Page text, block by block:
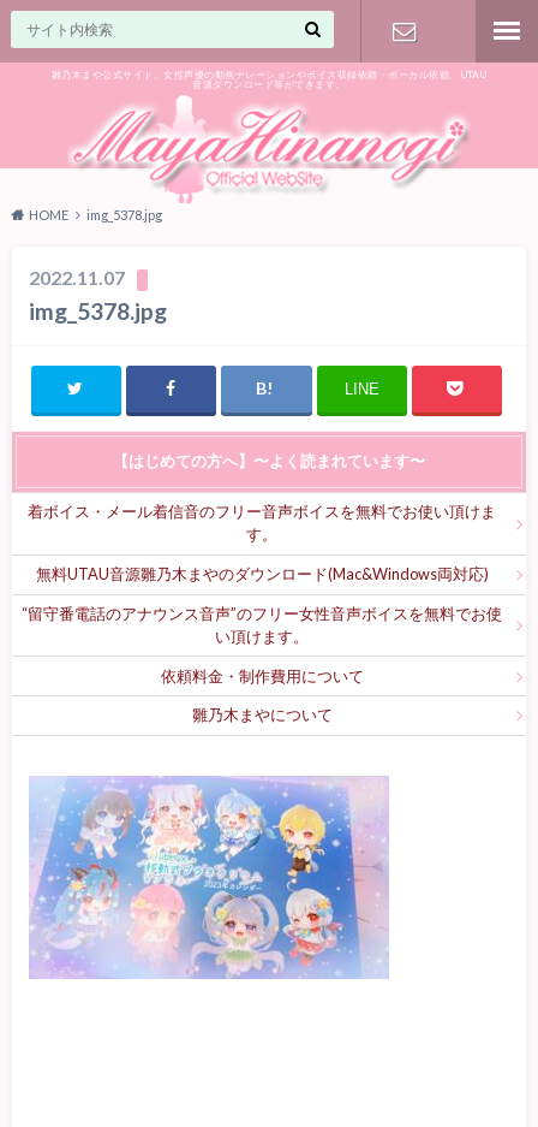
雛乃木まや公式サイト。女性声優の動画ナレーションやボイス収録依頼・ボーカル依頼、UTAU
音源ダウンロード等ができます。
気軽に♪
HOME img_5378.jpg
2022.11.07
img_5378.jpg
LINE
【はじめての方へ】〜よく読まれています〜
着ボイス・メール着信音のフリー音声ボイスを無料でお使い頂けま
す。
無料UTAU音源雛乃木まやのダウンロード(Mac&Windows両対応)
“留守番電話のアナウンス音声”のフリー女性音声ボイスを無料でお使
い頂けます。
依頼料金・制作費用について
雛乃木まやについて